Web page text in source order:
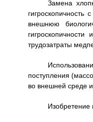
Замена
внешнюю
трудозатраты
поступления
во внешней среде